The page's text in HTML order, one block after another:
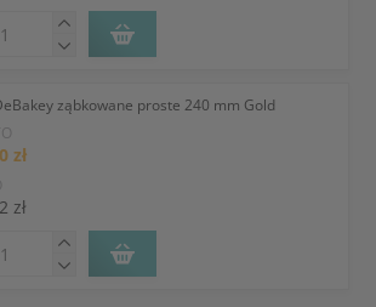
ząbkowane proste 240 mm Gold
zł
zł